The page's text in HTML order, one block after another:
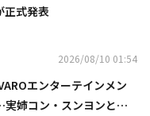
式発表
2026/08/10 01:54
エンターテインメン
姉コン・スンヨンと同